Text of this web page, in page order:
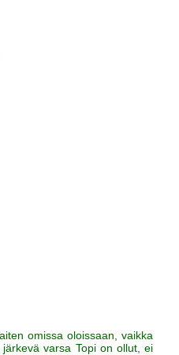
omissa oloissaan, vaikka
varsa Topi on ollut, ei